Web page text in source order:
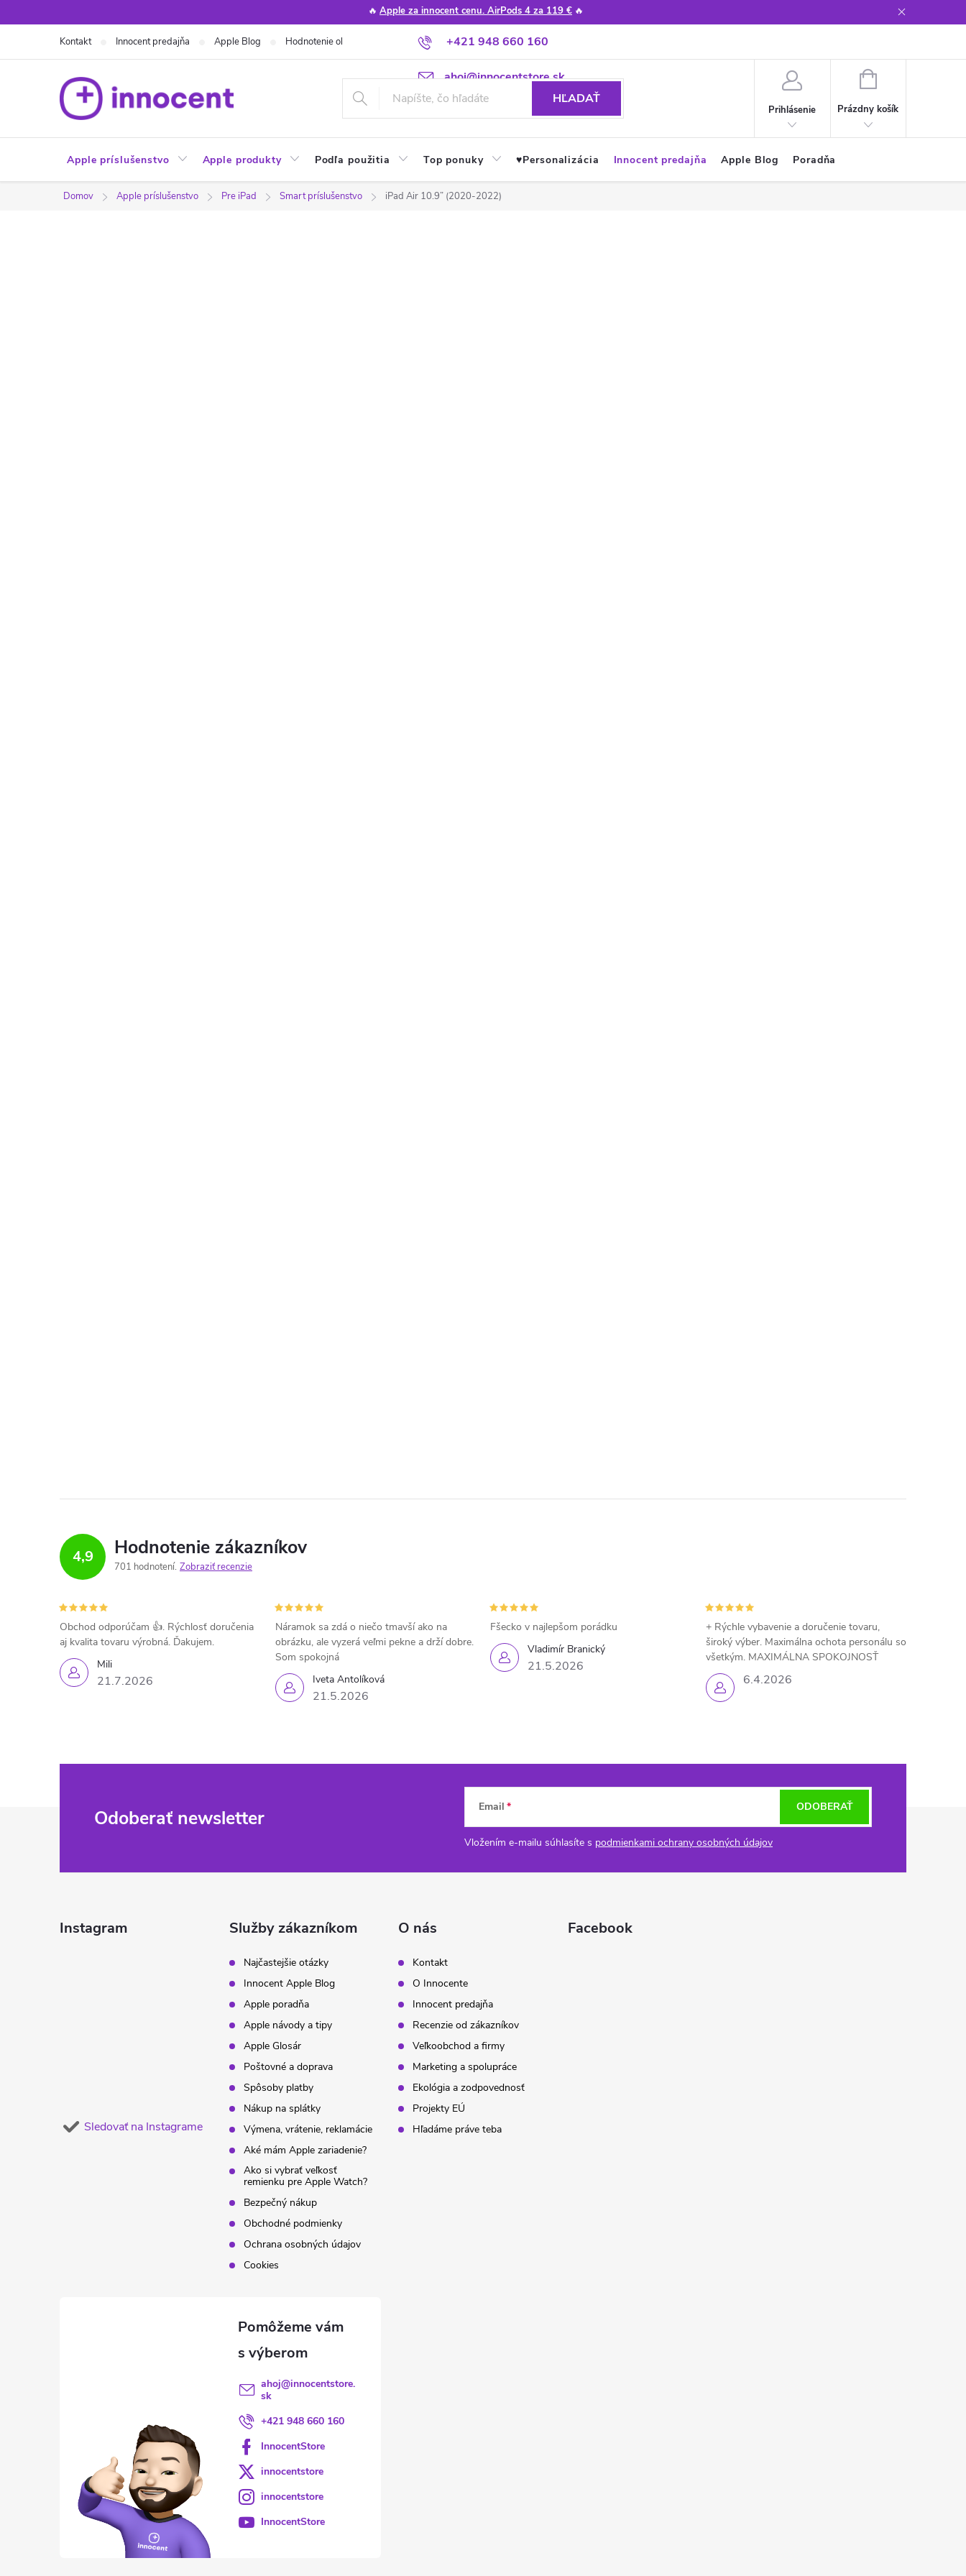
na
🔥 Apple za innocent cenu. AirPods 4 za 119 € 🔥
+421 948 660 160
ahoj@innocentstore.sk
Kontakt Innocent predajňa Apple Blog Hodnotenie obchodu Poradňa Apple návody a tipy
HĽADAŤ
Prihlásenie
NÁKUPNÝ
Prázdny košík
Apple príslušenstvo Apple produkty Podľa použitia Top ponuky ♥︎Personalizácia Innocent predajňa Apple Blog Poradňa
Domov Apple príslušenstvo Pre iPad Smart príslušenstvo iPad Air 10.9” (2020-2022)
4,9 Hodnotenie zákazníkov
701 hodnotení Zobraziť recenzie
Mili
21.7.2026
Obchod odporúčam 👍. Rýchlosť doručenia
aj kvalita tovaru výrobná. Ďakujem.
Iveta Antolíková
21.5.2026
Náramok sa zdá o niečo tmavší ako na
obrázku, ale vyzerá veľmi pekne a drží dobre.
Som spokojná
Vladimír Branický
21.5.2026
Fšecko v najlepšom porádku
6.4.2026
+ Rýchle vybavenie a doručenie tovaru,
široký výber. Maximálna ochota personálu so
všetkým. MAXIMÁLNA SPOKOJNOSŤ
Odoberať newsletter Email
Vložením e-mailu súhlasíte s podmienkami ochrany osobných údajov
ODOBERAŤ
Instagram
Sledovať na Instagrame
Služby zákazníkom
Najčastejšie otázky
Innocent Apple Blog
Apple poradňa
Apple návody a tipy
Apple Glosár
Poštovné a doprava
Spôsoby platby
Nákup na splátky
Výmena, vrátenie, reklamácie
Aké mám Apple zariadenie?
Ako si vybrať veľkosť
remienku pre Apple Watch?
Bezpečný nákup
Obchodné podmienky
Ochrana osobných údajov
Cookies
O nás
Kontakt
O Innocente
Innocent predajňa
Recenzie od zákazníkov
Veľkoobchod a firmy
Marketing a spolupráce
Ekológia a zodpovednosť
Projekty EÚ
Hľadáme práve teba
Facebook
ahoj@innocentstore.
sk
+421 948 660 160
InnocentStore
innocentstore
innocentstore
InnocentStore